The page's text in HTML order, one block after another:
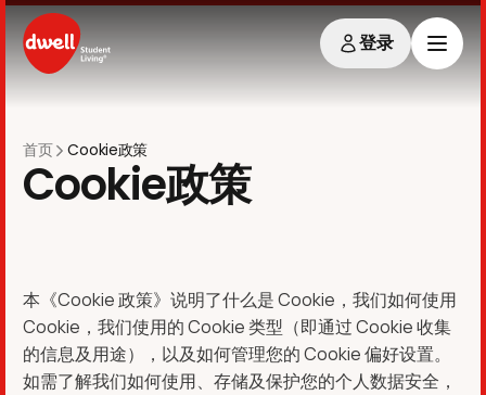
登录
首页 Cookie政策
Cookie政策
本《Cookie 政策》说明了什么是 Cookie，我们如何使用
Cookie，我们使用的 Cookie 类型（即通过 Cookie 收集
的信息及用途），以及如何管理您的 Cookie 偏好设置。
如需了解我们如何使用、存储及保护您的个人数据安全，